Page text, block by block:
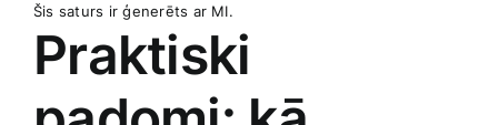
Šis saturs ir ģenerēts ar MI.
Praktiski